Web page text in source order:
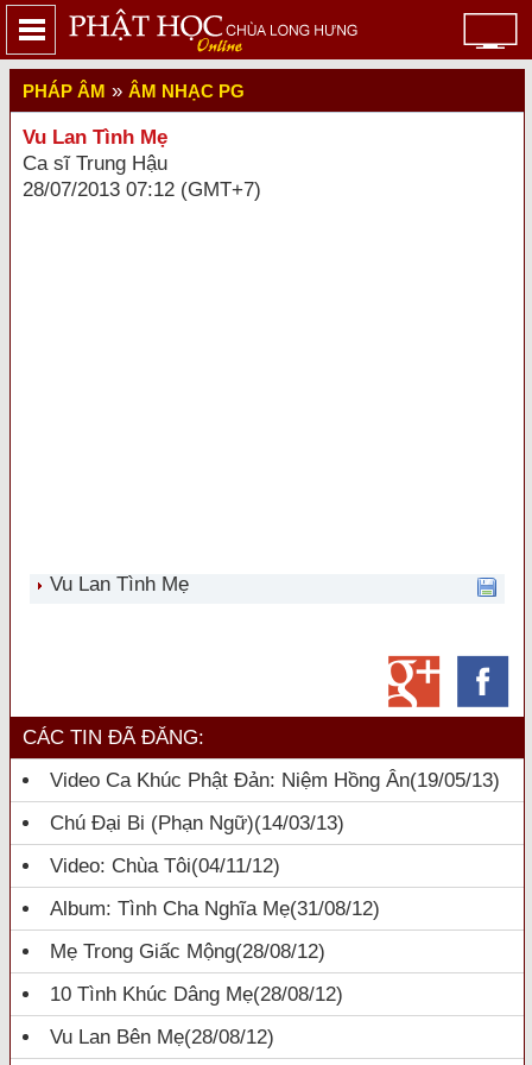
PHÁP ÂM » ÂM NHẠC PG
Vu Lan Tình Mẹ
Ca sĩ Trung Hậu
28/07/2013 07:12 (GMT+7)
Vu Lan Tình Mẹ
CÁC TIN ĐÃ ĐĂNG:
Video Ca Khúc Phật Đản: Niệm Hồng Ân(19/05/13)
Chú Đại Bi (Phạn Ngữ)(14/03/13)
Video: Chùa Tôi(04/11/12)
Album: Tình Cha Nghĩa Mẹ(31/08/12)
Mẹ Trong Giấc Mộng(28/08/12)
10 Tình Khúc Dâng Mẹ(28/08/12)
Vu Lan Bên Mẹ(28/08/12)